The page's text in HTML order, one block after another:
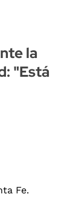
la
"Está